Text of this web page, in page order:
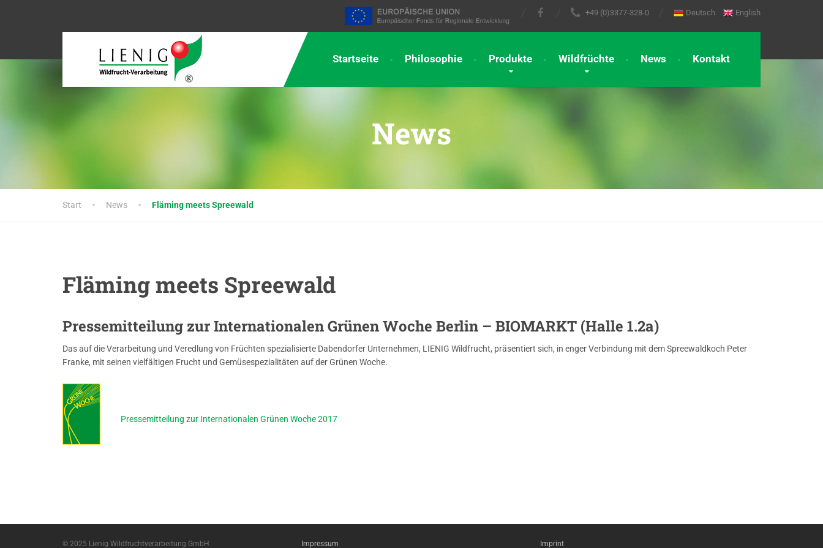
+49 (0)3377-328-0 Deutsch English
Startseite Philosophie Produkte Wildfrüchte News Kontakt
News
Start News Fläming meets Spreewald
Fläming meets Spreewald
Pressemitteilung zur Internationalen Grünen Woche Berlin – BIOMARKT (Halle 1.2a)
Das auf die Verarbeitung und Veredlung von Früchten spezialisierte Dabendorfer Unternehmen, LIENIG Wildfrucht, präsentiert sich, in enger Verbindung mit dem Spreewaldkoch Peter
Franke, mit seinen vielfältigen Frucht und Gemüsespezialitäten auf der Grünen Woche.
Pressemitteilung zur Internationalen Grünen Woche 2017
© 2025 Lienig Wildfruchtverarbeitung GmbH Impressum Imprint